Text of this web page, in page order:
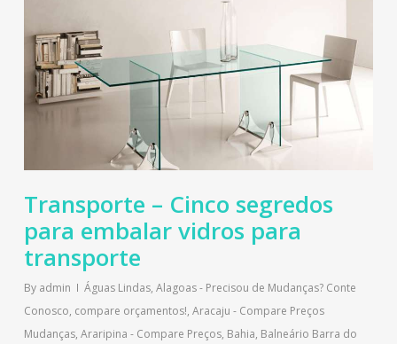
Transporte – Cinco segredos
para embalar vidros para
transporte
By admin Águas Lindas, Alagoas - Precisou de Mudanças? Conte
Conosco, compare orçamentos!, Aracaju - Compare Preços
Mudanças, Araripina - Compare Preços, Bahia, Balneário Barra do